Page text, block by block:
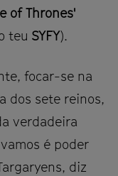
of Thrones'
teu SYFY).
focar-se na
dos sete reinos,
verdadeira
é poder
diz